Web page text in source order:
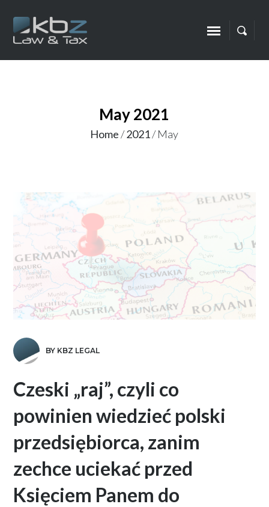
May 2021
Home/2021/May
BY KBZ LEGAL
Czeski „raj”, czyli co
powinien wiedzieć polski
przedsiębiorca, zanim
zechce uciekać przed
Księciem Panem do